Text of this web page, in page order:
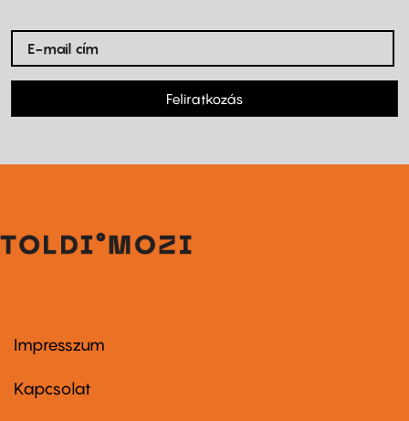
Feliratkozás
Footer
first
Impresszum
Kapcsolat